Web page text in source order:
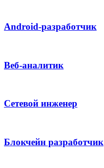
Android-разработчик
Веб-аналитик
Сетевой инженер
Блокчейн разработчик